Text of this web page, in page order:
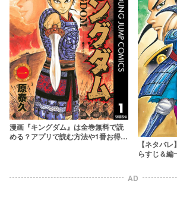
漫画『キングダム』は全巻無料で読
める？アプリで読む方法や1番お得な
【ネタバ
らすじ＆編
AD